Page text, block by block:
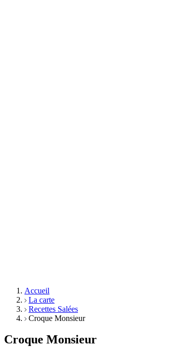
Accueil
La carte
Recettes Salées
Croque Monsieur
Croque Monsieur